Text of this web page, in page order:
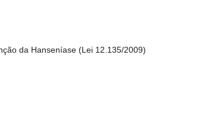
da Hanseníase (Lei 12.135/2009)